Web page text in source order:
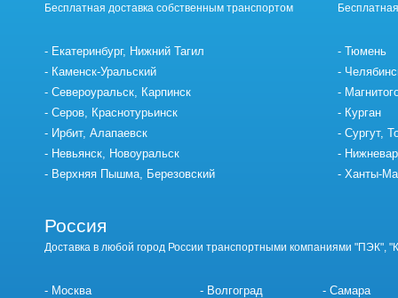
Бесплатная доставка собственным транспортом
Екатеринбург, Нижний Тагил
Каменск-Уральский
Североуральск, Карпинск
Серов, Краснотурьинск
Ирбит, Алапаевск
Невьянск, Новоуральск
Верхняя Пышма, Березовский
Тюмень
Курган
Сургут,
Ханты-
Россия
Доставка в любой город России транспортными компаниями "ПЭК",
Москва
Волгоград
Самара